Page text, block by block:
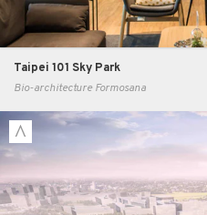
Taipei 101 Sky Park
Bio-architecture Formosana